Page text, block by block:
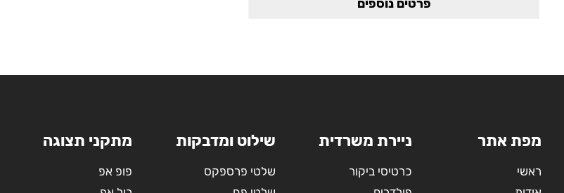
פרטים נוספים
מפת אתר
ראשי
ניירת משרדית
כרטיסי ביקור
שילוט ומדבקות
שלטי פרספקס
מתקני תצוגה
פופ אפ